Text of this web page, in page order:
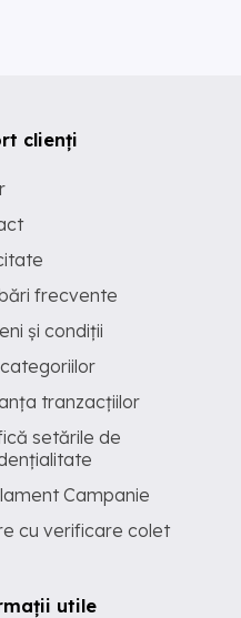
clienți
frecvente
și condiții
tranzacțiilor
setările de
Campanie
cu verificare colet
utile